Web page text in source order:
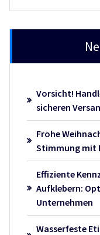
Vorsicht!
sicheren
Frohe
Stimmung mit
Effiziente
Aufklebern:
Unternehmen
Wasserfeste